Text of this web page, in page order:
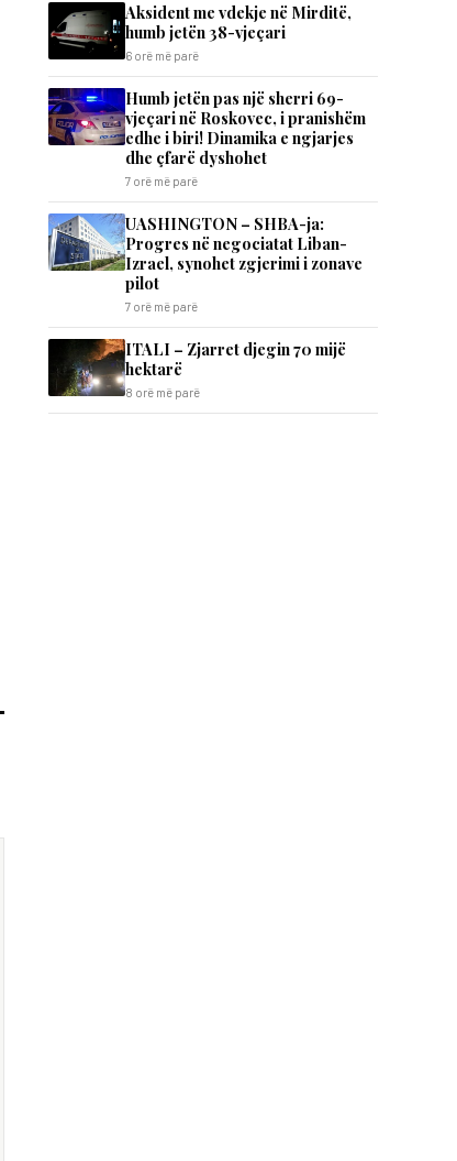
Aksident me vdekje në Mirditë,
humb jetën 38-vjeçari
6 orë më parë
Humb jetën pas një sherri 69-
vjeçari në Roskovec, i pranishëm
edhe i biri! Dinamika e ngjarjes
dhe çfarë dyshohet
7 orë më parë
UASHINGTON – SHBA-ja:
Progres në negociatat Liban-
Izrael, synohet zgjerimi i zonave
pilot
7 orë më parë
ITALI – Zjarret djegin 70 mijë
hektarë
8 orë më parë